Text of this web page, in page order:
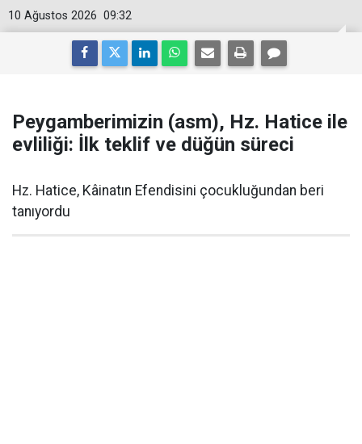
09:32
10 Ağustos 2026
Peygamberimizin (asm), Hz. Hatice ile
evliliği: İlk teklif ve düğün süreci
Hz. Hatice, Kâinatın Efendisini çocukluğundan beri
tanıyordu